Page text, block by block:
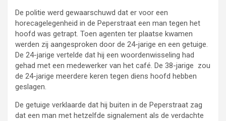
De politie werd gewaarschuwd dat er voor een
horecagelegenheid in de Peperstraat een man tegen het
hoofd was getrapt. Toen agenten ter plaatse kwamen
werden zij aangesproken door de 24-jarige en een getuige.
De 24-jarige vertelde dat hij een woordenwisseling had
gehad met een medewerker van het café. De 38-jarige zou
de 24-jarige meerdere keren tegen diens hoofd hebben
geslagen.
De getuige verklaarde dat hij buiten in de Peperstraat zag
dat een man met hetzelfde signalement als de verdachte